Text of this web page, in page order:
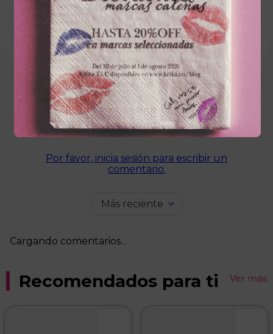
Cargando el resumen…
Por favor, inicia sesión para escribir un
comentario.
Más reciente
Cargando comentarios…
Recomendados para ti Ver más